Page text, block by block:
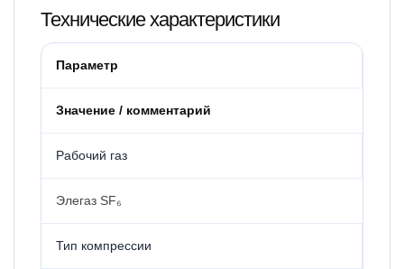
Технические характеристики
Параметр
Значение / комментарий
Рабочий газ
Элегаз SF₆
Тип компрессии